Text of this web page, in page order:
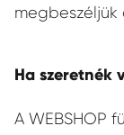
megbeszéljük
Ha szeretnék
A WEBSHOP